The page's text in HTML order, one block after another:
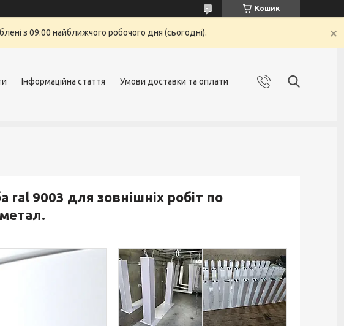
Кошик
з 09:00 найближчого робочого дня (сьогодні).
Інформаційна стаття Умови доставки та оплати
9003 для зовнішніх робіт по